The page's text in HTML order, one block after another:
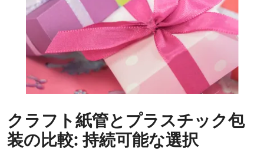
クラフト紙管とプラスチック包
装の比較: 持続可能な選択